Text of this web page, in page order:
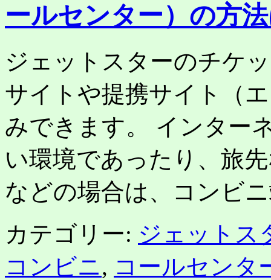
ールセンター）の方
ジェットスターのチケ
サイトや提携サイト（
みできます。 インター
い環境であったり、旅
などの場合は、コンビ
カテゴリー: ジェットス
コンビニ, コールセンタ